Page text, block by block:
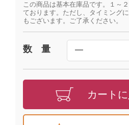
この商品は基本在庫品です。１～
ております。ただし、タイミング
もございます。ご了承ください。
数 量 ━
カート